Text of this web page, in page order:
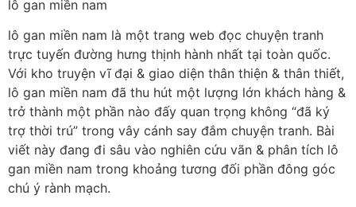
lô gan miền nam
lô gan miền nam là một trang web đọc chuyện tranh
trực tuyến đường hưng thịnh hành nhất tại toàn quốc.
Với kho truyện vĩ đại & giao diện thân thiện & thân thiết,
lô gan miền nam đã thu hút một lượng lớn khách hàng &
trở thành một phần nào đấy quan trọng không “đã ký
trợ thời trú” trong vây cánh say đắm chuyện tranh. Bài
viết này đang đi sâu vào nghiên cứu vãn & phân tích lô
gan miền nam trong khoảng tương đối phần đông góc
chú ý rành mạch.